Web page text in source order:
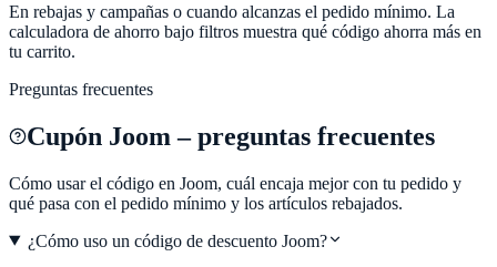
En rebajas y campañas o cuando alcanzas el pedido mínimo. La
calculadora de ahorro bajo filtros muestra qué código ahorra más en
tu carrito.
Preguntas frecuentes
Cupón Joom – preguntas frecuentes
Cómo usar el código en Joom, cuál encaja mejor con tu pedido y
qué pasa con el pedido mínimo y los artículos rebajados.
¿Cómo uso un código de descuento Joom?